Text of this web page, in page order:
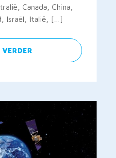
Canada, China,
Israël, Italië, […]
VERDER